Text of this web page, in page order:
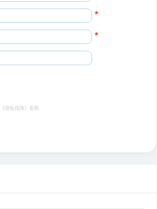
*
*
《隐私保障》 条例